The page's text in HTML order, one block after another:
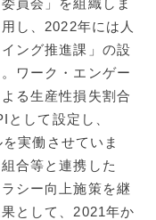
員会」を組織しま
し、2022年には人
ング推進課」の設
ワーク・エンゲー
る生産性損失割合
して設定し、
実働させていま
合等と連携した
シー向上施策を継
として、2021年か